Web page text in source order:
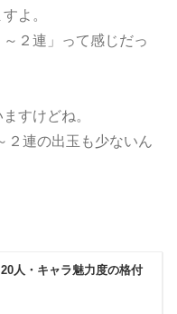
よ。
２連」って感じだっ
すけどね。
連の出玉も少ないん
人・キャラ魅力度の格付